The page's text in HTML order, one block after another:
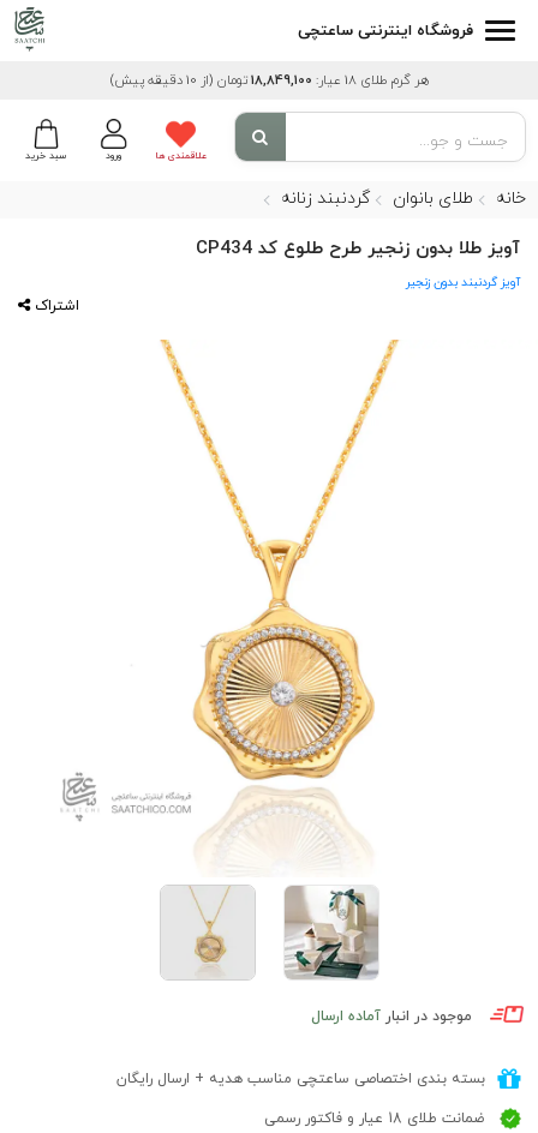
فروشگاه اینترنتی ساعتچی
هر گرم طلای 18 عیار: 18,849,100تومان (از 10 دقیقه پیش)
سبد خرید ورود علاقمندی ها
خانه طلای بانوان گردنبند زنانه
آویز طلا بدون زنجیر طرح طلوع کد CP434
آویز گردنبند بدون زنجیر
اشتراک
موجود در انبار آماده ارسال
بسته بندی اختصاصی ساعتچی مناسب هدیه + ارسال رایگان
ضمانت طلای 18 عیار و فاکتور رسمی